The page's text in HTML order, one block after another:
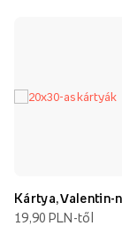
Kártya, Valentin-
19,90 PLN-től